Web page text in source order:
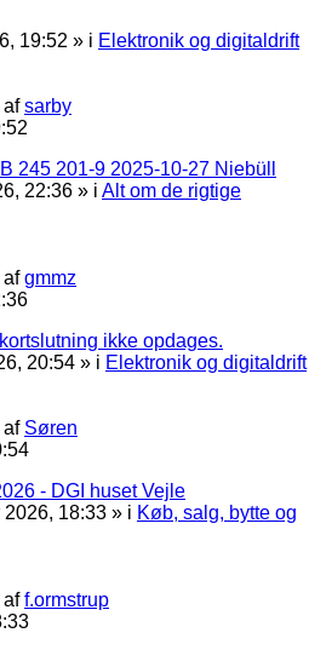
19:52 » i Elektronik og digitaldrift
afsarby
245 201-9 2025-10-27 Niebüll
22:36 » i Alt om de rigtige
afgmmz
ikke opdages.
20:54 » i Elektronik og digitaldrift
af Søren
- DGI huset Vejle
2026, 18:33 » i Køb, salg, bytte og
aff.ormstrup